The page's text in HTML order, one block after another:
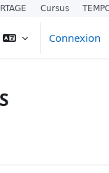
Connexion
Cursus